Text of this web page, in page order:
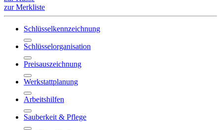
zur Merkliste
Schlüsselkennzeichnung
Schlüsselorganisation
Preisauszeichnung
Werkstattplanung
Arbeitshilfen
Sauberkeit & Pflege